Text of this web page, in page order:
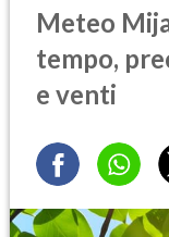
Meteo
tempo,
e venti